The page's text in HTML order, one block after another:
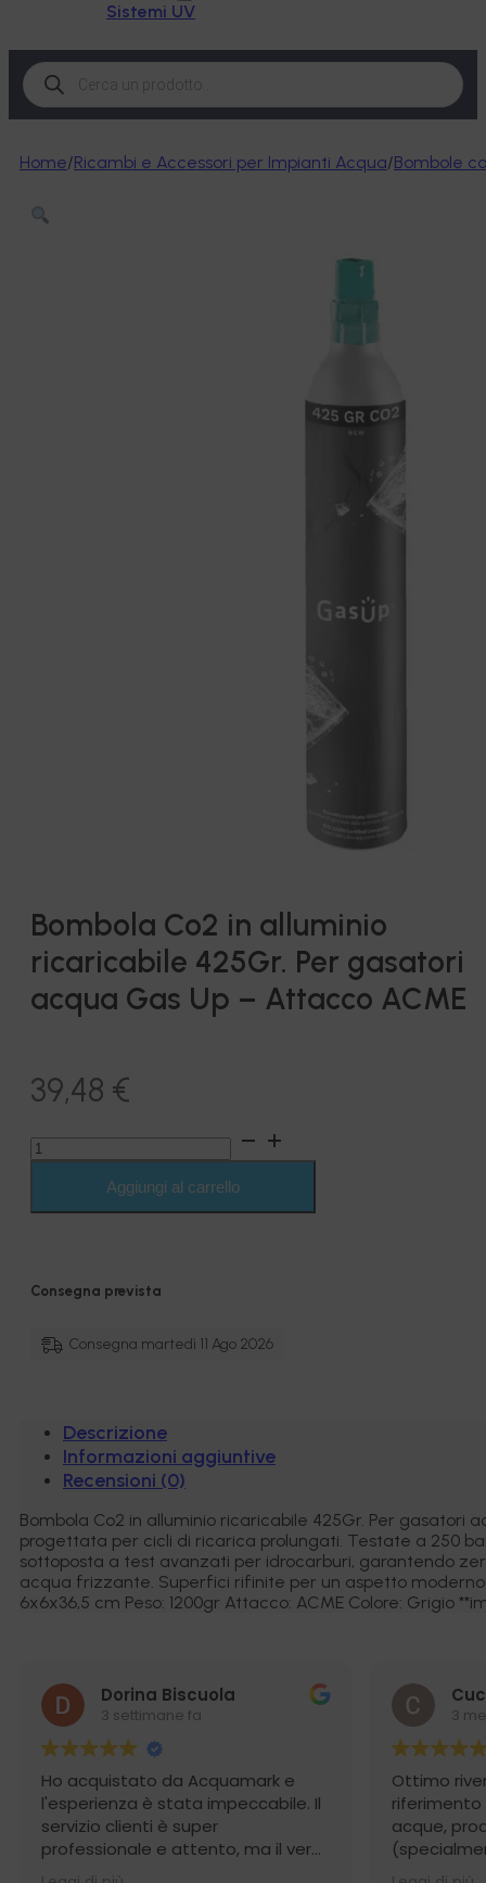
Sistemi UV
Products
search
Home/Ricambi e Accessori per Impianti Acqua/Bombole
Bombola Co2 in alluminio
ricaricabile 425Gr. Per gasatori
acqua Gas Up – Attacco ACME
39,48 €
Bombola
Co2
ricaricabile
gasatori
acqua
Up
quantità
Aggiungi al carrello
Consegna prevista
Consegna martedì 11 Ago 2026
Descrizione
Informazioni aggiuntive
Recensioni (0)
Bombola Co2 in alluminio ricaricabile 425Gr. Per gasatori
progettata per cicli di ricarica prolungati. Testate a 250
sottoposta a test avanzati per idrocarburi, garantendo
acqua frizzante. Superfici rifinite per un aspetto moderno
6x6x36,5 cm Peso: 1200gr Attacco: ACME Colore: Grigio
Dorina Biscuola
3 settimane fa
Ho acquistato da Acquamark e
l'esperienza è stata impeccabile. Il
servizio clienti è super
professionale e attento, ma il vero
punto di forza è stata la
3
Ottimo
acque,
osmosi) e